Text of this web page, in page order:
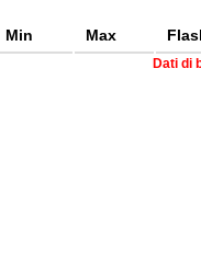
Min Max
Dati di